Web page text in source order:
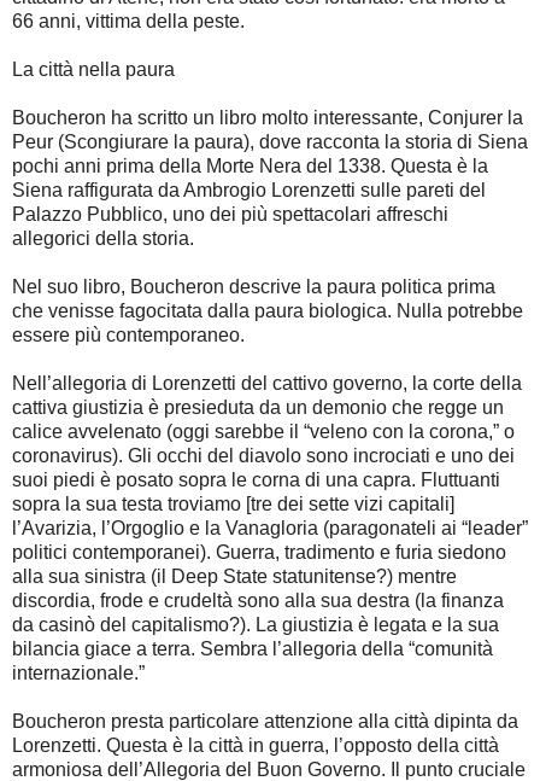
66 anni, vittima della peste.
La città nella paura
Boucheron ha scritto un libro molto interessante, Conjurer la
Peur (Scongiurare la paura), dove racconta la storia di Siena
pochi anni prima della Morte Nera del 1338. Questa è la
Siena raffigurata da Ambrogio Lorenzetti sulle pareti del
Palazzo Pubblico, uno dei più spettacolari affreschi
allegorici della storia.
Nel suo libro, Boucheron descrive la paura politica prima
che venisse fagocitata dalla paura biologica. Nulla potrebbe
essere più contemporaneo.
Nell’allegoria di Lorenzetti del cattivo governo, la corte della
cattiva giustizia è presieduta da un demonio che regge un
calice avvelenato (oggi sarebbe il “veleno con la corona,” o
coronavirus). Gli occhi del diavolo sono incrociati e uno dei
suoi piedi è posato sopra le corna di una capra. Fluttuanti
sopra la sua testa troviamo [tre dei sette vizi capitali]
l’Avarizia, l’Orgoglio e la Vanagloria (paragonateli ai “leader”
politici contemporanei). Guerra, tradimento e furia siedono
alla sua sinistra (il Deep State statunitense?) mentre
discordia, frode e crudeltà sono alla sua destra (la finanza
da casinò del capitalismo?). La giustizia è legata e la sua
bilancia giace a terra. Sembra l’allegoria della “comunità
internazionale.”
Boucheron presta particolare attenzione alla città dipinta da
Lorenzetti. Questa è la città in guerra, l’opposto della città
armoniosa dell’Allegoria del Buon Governo. Il punto cruciale